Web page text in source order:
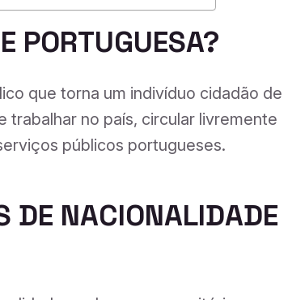
PORTUGUESA?
que torna um indivíduo cidadão de
no país, circular livremente
públicos portugueses.
DE NACIONALIDADE